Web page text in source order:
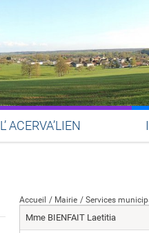
L’ ACERVA’LIEN
Accueil Mairie Services
Mme BIENFAIT Laetitia